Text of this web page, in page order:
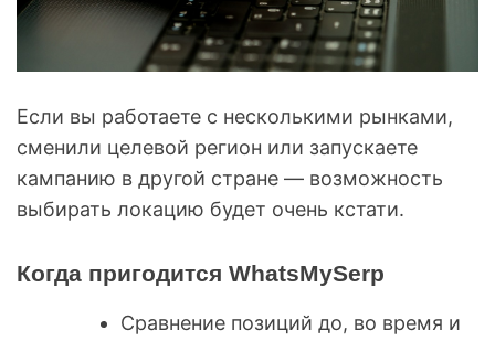
Если вы работаете с несколькими рынками,
сменили целевой регион или запускаете
кампанию в другой стране — возможность
выбирать локацию будет очень кстати.
Когда пригодится WhatsMySerp
Сравнение позиций до, во время и